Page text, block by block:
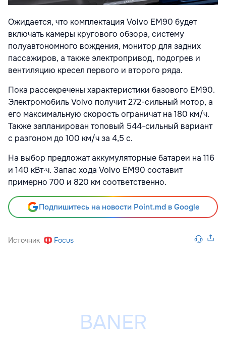
Ожидается, что комплектация Volvo EM90 будет
включать камеры кругового обзора, систему
полуавтономного вождения, монитор для задних
пассажиров, а также электропривод, подогрев и
вентиляцию кресел первого и второго ряда.
Пока рассекречены характеристики базового EM90.
Электромобиль Volvo получит 272-сильный мотор, а
его максимальную скорость ограничат на 180 км/ч.
Также запланирован топовый 544-сильный вариант
с разгоном до 100 км/ч за 4,5 с.
На выбор предложат аккумуляторные батареи на 116
и 140 кВт∙ч. Запас хода Volvo EM90 составит
примерно 700 и 820 км соответственно.
Подпишитесь на новости Point.md в Google
Источник Focus